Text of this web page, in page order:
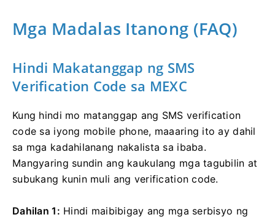
Mga Madalas Itanong (FAQ)
Hindi Makatanggap ng SMS
Verification Code sa MEXC
Kung hindi mo matanggap ang SMS verification
code sa iyong mobile phone, maaaring ito ay dahil
sa mga kadahilanang nakalista sa ibaba.
Mangyaring sundin ang kaukulang mga tagubilin at
subukang kunin muli ang verification code.
Dahilan 1: Hindi maibibigay ang mga serbisyo ng